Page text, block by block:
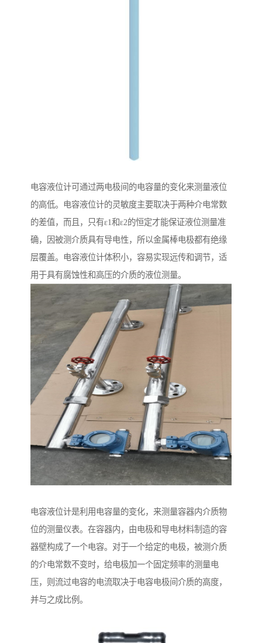
电容液位计可通过两电极间的电容量的变化来测量液位
的高低。电容液位计的灵敏度主要取决于两种介电常数
的差值，而且，只有ε1和ε2的恒定才能保证液位测量准
确，因被测介质具有导电性，所以金属棒电极都有绝缘
层覆盖。电容液位计体积小，容易实现远传和调节，适
用于具有腐蚀性和高压的介质的液位测量。
电容液位计是利用电容量的变化，来测量容器内介质物
位的测量仪表。在容器内，由电极和导电材料制造的容
器壁构成了一个电容。对于一个给定的电极，被测介质
的介电常数不变时，给电极加一个固定频率的测量电
压，则流过电容的电流取决于电容电极间介质的高度，
并与之成比例。